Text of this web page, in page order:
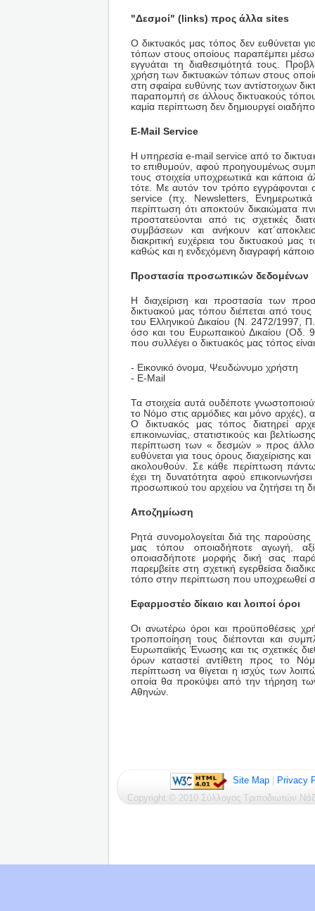
"Δεσμοί" (links) προς άλλα sites
Ο δικτυακός μας τόπος δεν ευθύνεται
τόπων στους οποίους παραπέμπει
εγγυάται τη διαθεσιμότητά τους.
χρήση των δικτυακών τόπων στους
στη σφαίρα ευθύνης των αντίστοιχων
παραπομπή σε άλλους δικτυακούς
καμία περίπτωση δεν δημιουργεί
E-Mail Service
H υπηρεσία e-mail service από το
το επιθυμούν, αφού προηγουμένως
τους στοιχεία υποχρεωτικά και κάποια
τότε. Με αυτόν τον τρόπο
service (πχ. Newsletters,
περίπτωση ότι αποκτούν δικαιώματα
προστατεύονται από τις σχετικές
συμβάσεων και ανήκουν
διακριτική ευχέρεια του δικτυακού
καθώς και η ενδεχόμενη διαγραφή
Προστασία προσωπικών δεδομένων
Η διαχείριση και προστασία των
δικτυακού μας τόπου διέπεται από τους
του Ελληνικού Δικαίου (Ν. 2472/
όσο και του Ευρωπαικού Δικαίου (Οδ.
που συλλέγει ο δικτυακός μας τόπος
- Εικονικό όνομα, Ψευδώνυμο χρήστη
- Ε-Mail
Τα στοιχεία αυτά ουδέποτε
το Νόμο στις αρμόδιες και μόνο
Ο δικτυακός μας τόπος διατηρεί
επικοινωνίας, στατιστικούς και
περίπτωση των « δεσμών » προς
ευθύνεται για τους όρους διαχείρισης
ακολουθούν. Σε κάθε περίπτωση
έχει τη δυνατότητα αφού
προσωπικού του αρχείου να ζητήσει τη
Αποζημίωση
Ρητά συνομολογείται διά της
μας τόπου οποιαδήποτε αγωγή,
οποιασδήποτε μορφής δική σας
παρεμβείτε στη σχετική εγερθείσα
τόπο στην περίπτωση που υποχρεωθεί
Εφαρμοστέο δίκαιο και λοιποί όροι
Οι ανωτέρω όροι και προϋποθέσεις
τροποποίηση τους διέπονται και
Ευρωπαϊκής Ένωσης και τις σχετικές
όρων καταστεί αντίθετη προς το
περίπτωση να θίγεται η ισχύς των
οποία θα προκύψει από την τήρηση
Αθηνών.
Site Map
Privacy
Copyright:© 2010 Σύλλογος Τριποδιωτών